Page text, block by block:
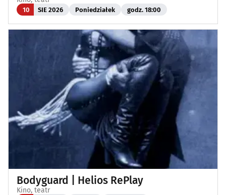
10 SIE 2026 Poniedziałek godz. 18:00
Bodyguard | Helios RePlay
Kino, teatr